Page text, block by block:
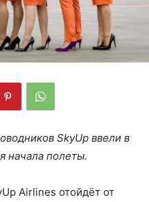
SkyUp ввели в
начала полеты.
Airlines отойдёт от